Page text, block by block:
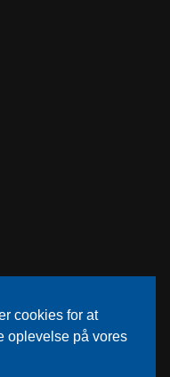
cookies for at
oplevelse på vores